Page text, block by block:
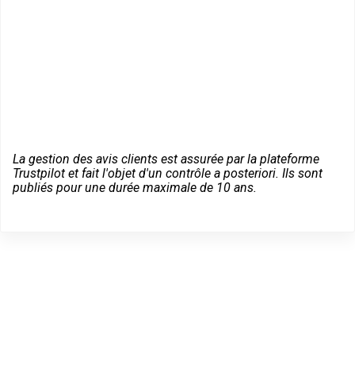
La gestion des avis clients est assurée par la plateforme
Trustpilot et fait l'objet d'un contrôle a posteriori. Ils sont
publiés pour une durée maximale de 10 ans.